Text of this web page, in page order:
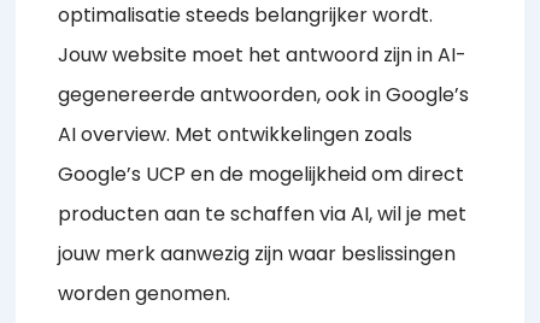
optimalisatie steeds belangrijker wordt.
Jouw website moet het antwoord zijn in AI-
gegenereerde antwoorden, ook in Google’s
AI overview. Met ontwikkelingen zoals
Google’s UCP en de mogelijkheid om direct
producten aan te schaffen via AI, wil je met
jouw merk aanwezig zijn waar beslissingen
worden genomen.